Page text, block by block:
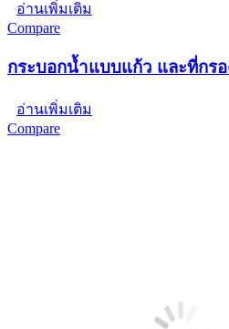
อ่านเพิ่มเติม
Compare
กระบอกน้ำแบบแก้ว และที่กรอ
อ่านเพิ่มเติม
Compare